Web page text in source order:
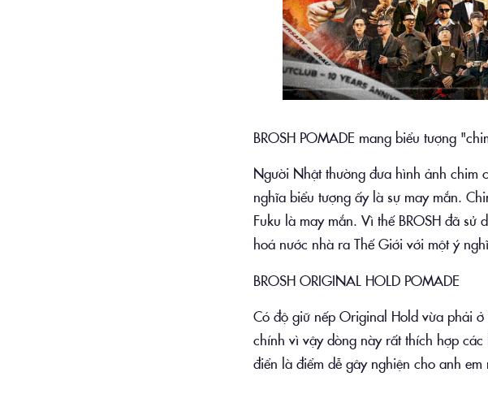
BROSH POMADE mang biểu tượng
Người Nhật thường đưa hình ảnh chim
nghĩa biểu tượng ấy là sự may mắn.
Fuku là may mắn. Vì thế BROSH đã
hoá nước nhà ra Thế Giới với một ý
BROSH ORIGINAL HOLD POMADE
Có độ giữ nếp Original Hold vừa phải
chính vì vậy dòng này rất thích hợp
điển là điểm dễ gây nghiện cho anh